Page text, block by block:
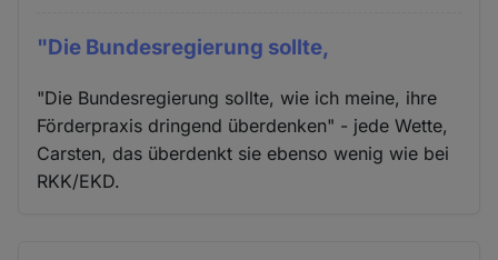
"Die Bundesregierung sollte,
"Die Bundesregierung sollte, wie ich meine, ihre
Förderpraxis dringend überdenken" - jede Wette,
Carsten, das überdenkt sie ebenso wenig wie bei
RKK/EKD.